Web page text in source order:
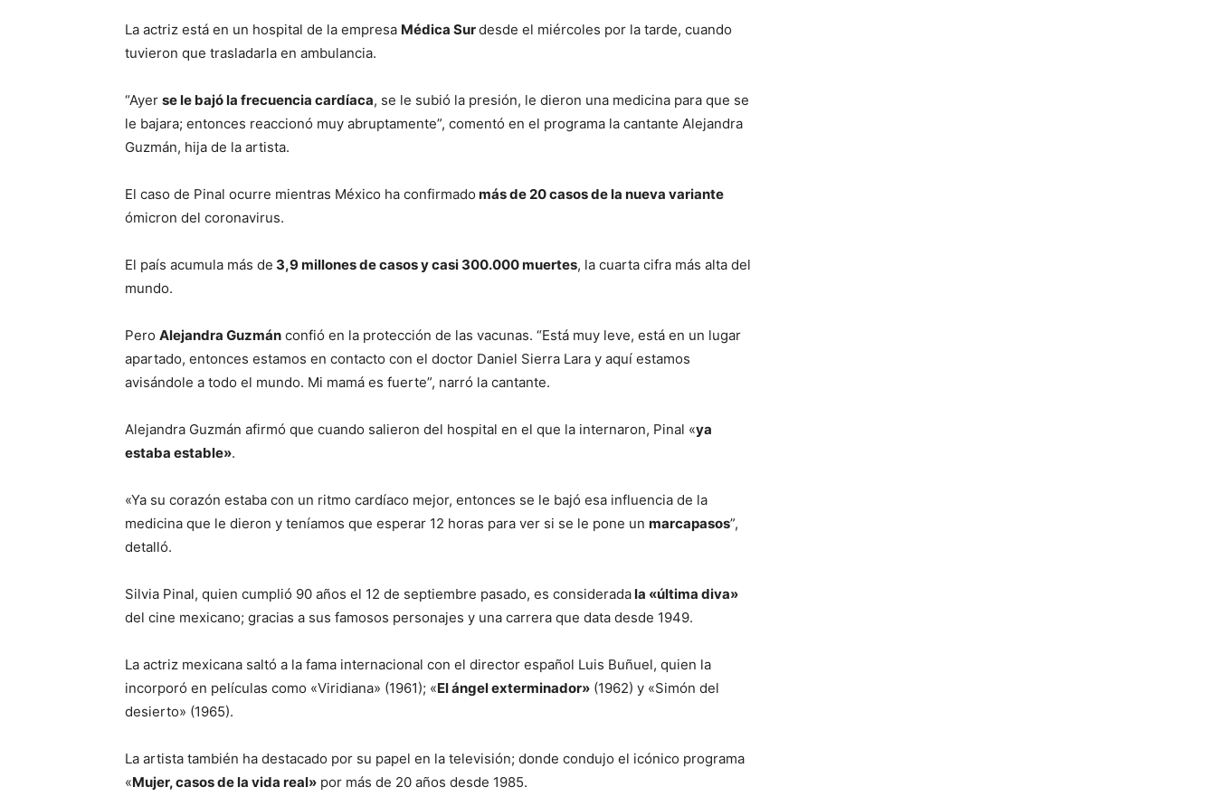
La actriz está en un hospital de la empresa Médica Surdesde el miércoles por la tarde, cuando
tuvieron que trasladarla en ambulancia.
“Ayer se le bajó la frecuencia cardíaca, se le subió la presión, le dieron una medicina para que se
le bajara; entonces reaccionó muy abruptamente”, comentó en el programa la cantante Alejandra
Guzmán, hija de la artista.
El caso de Pinal ocurre mientras México ha confirmado más de 20 casos de la nueva variante
ómicron del coronavirus.
El país acumula más de 3,9 millones de casos y casi 300.000 muertes, la cuarta cifra más alta del
mundo.
Pero Alejandra Guzmán confió en la protección de las vacunas. “Está muy leve, está en un lugar
apartado, entonces estamos en contacto con el doctor Daniel Sierra Lara y aquí estamos
avisándole a todo el mundo. Mi mamá es fuerte”, narró la cantante.
Alejandra Guzmán afirmó que cuando salieron del hospital en el que la internaron, Pinal «ya
estaba estable».
«Ya su corazón estaba con un ritmo cardíaco mejor, entonces se le bajó esa influencia de la
medicina que le dieron y teníamos que esperar 12 horas para ver si se le pone un marcapasos”,
detalló.
Silvia Pinal, quien cumplió 90 años el 12 de septiembre pasado, es consideradala «última diva»
del cine mexicano; gracias a sus famosos personajes y una carrera que data desde 1949.
La actriz mexicana saltó a la fama internacional con el director español Luis Buñuel, quien la
incorporó en películas como «Viridiana» (1961); «El ángel exterminador» (1962) y «Simón del
desierto» (1965).
La artista también ha destacado por su papel en la televisión; donde condujo el icónico programa
«Mujer, casos de la vida real» por más de 20 años desde 1985.